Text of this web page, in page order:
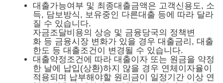
대출가능여부 및 최종대출금액은 고객신용도, 소
득, 담보방식, 보유중인 다른대출 등에 따라 달라
질 수 있습니다.
자금조달비용의 상승 및 금융당국의 정책변
화 등 금융시장 변화가 있을 경우 대출금리, 대출
한도 등 대출조건이 변경될 수 있습니다.
대출약정조건에 따라 대출이자 또는 원금을 약정
한 날에 납입(상환)하지 않을 경우 연체이자율이
적용되며 납부해야할 원리금이 일정기간 이상 연